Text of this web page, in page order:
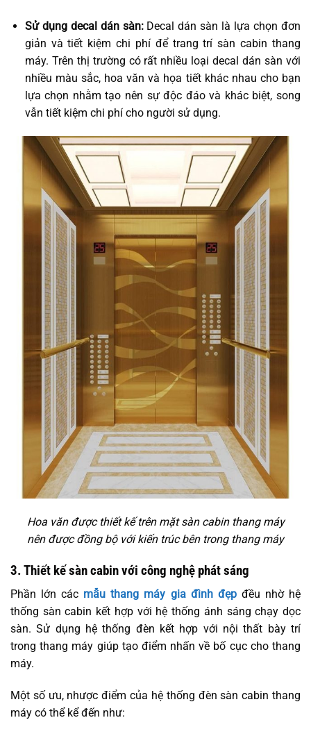
Sử dụng decal dán sàn:Decal dán sàn là lựa chọn đơn
giản và tiết kiệm chi phí để trang trí sàn cabin thang
máy. Trên thị trường có rất nhiều loại decal dán sàn với
nhiều màu sắc, hoa văn và họa tiết khác nhau cho bạn
lựa chọn nhằm tạo nên sự độc đáo và khác biệt, song
vẫn tiết kiệm chi phí cho người sử dụng.
Hoa văn được thiết kế trên mặt sàn cabin thang máy
nên được đồng bộ với kiến trúc bên trong thang máy
3. Thiết kế sàn cabin với công nghệ phát sáng
Phần lớn các mẫu thang máy gia đình đẹpđều nhờ hệ
thống sàn cabin kết hợp với hệ thống ánh sáng chạy dọc
sàn. Sử dụng hệ thống đèn kết hợp với nội thất bày trí
trong thang máy giúp tạo điểm nhấn về bố cục cho thang
máy.
Một số ưu, nhược điểm của hệ thống đèn sàn cabin thang
máy có thể kể đến như: